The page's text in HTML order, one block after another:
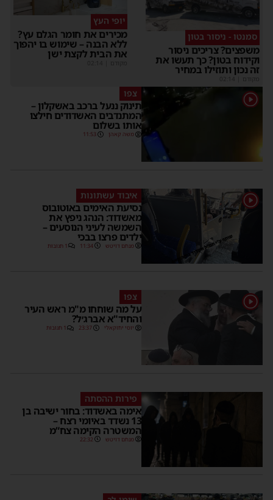
סמנטו - ניסור בטון
משפצים? צריכים ניסור
וקידוח בטון? כך תעשו את
זה נכון ותוזילו במחיר
מקודם
יופי העץ
מכירים את חומר הגלם עץ?
ללא הבנה – שימוש בו יהפוך
את הבית לקצת ישן
מקודם
1 צפו
תינוק ננעל ברכב באשקלון –
המתנדבים האשדודים חילצו
אותו בשלום
משה קאהן 11:53
1 איבוד עשתונות
נסיעת האימים באוטובוס
מאשדוד: הנהג ניפץ את
השמשה לעיני הנוסעים –
ילדים פרצו בבכי
מנחם דויטש 11:34 1 תגובות
1 צפו
על מה שוחחו מ"מ ראש העיר
והחיד"א אברג׳ל?
יוסי יחזקאלי 23:37 1 תגובות
פירות ההסתה
אימה באשדוד: בחור ישיבה בן
13 נשדד באיומי רצח –
המשטרה הקימה צח”מ
מנחם דויטש 22:32